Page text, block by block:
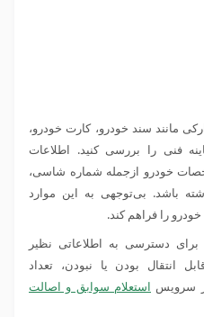
مانند سند خودرو، کارت خودرو،
فنی را بررسی کنید. اطلاعات
خودرو ازجمله شماره شاسی،
باشد. بی‌توجهی به این موارد
خودرو را فراهم کند.
دسترسی به اطلاعاتی نظیر
انتقال بودن یا نبودن، تعداد
سرویس استعلام سوابق و اصالت